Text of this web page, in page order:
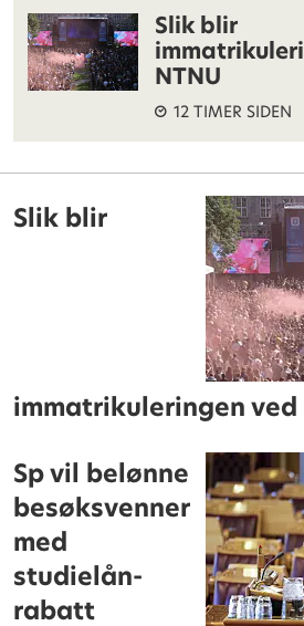
Slik blir
NTNU
12 TIMER SIDEN
Slik blir
immatrikuleringen ved
Sp vil belønne
besøksvenner
med
studielån-
rabatt